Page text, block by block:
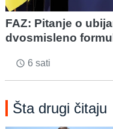
FAZ: Pitanje o
dvosmisleno
access_time 6 sati
Šta drugi čitaju